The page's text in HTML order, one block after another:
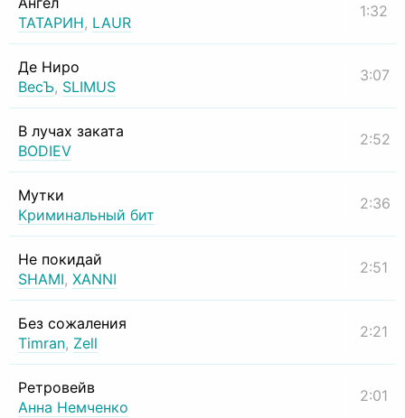
ТАТАРИН, LAUR
1:32
Де Ниро
ВесЪ, SLIMUS
3:07
В лучах заката
BODIEV
2:52
Мутки
Криминальный бит
2:36
Не покидай
SHAMI, XANNI
2:51
Без сожаления
Timran, Zell
2:21
Ретровейв
Анна Немченко
2:01